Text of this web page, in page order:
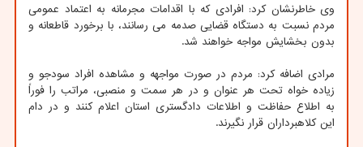
وی خاطرنشان کرد: افرادی که با اقدامات مجرمانه به اعتماد عمومی
مردم نسبت به دستگاه قضایی صدمه می رسانند، با برخورد قاطعانه و
بدون بخشایش مواجه خواهند شد.
مرادی اضافه کرد: مردم در صورت مواجهه و مشاهده افراد سودجو و
زیاده خواه تحت هر عنوان و در هر سمت و منصبی، مراتب را فوراً
به اطلاع حفاظت و اطلاعات دادگستری استان اعلام کنند و در دام
این کلاهبرداران قرار نگیرند.